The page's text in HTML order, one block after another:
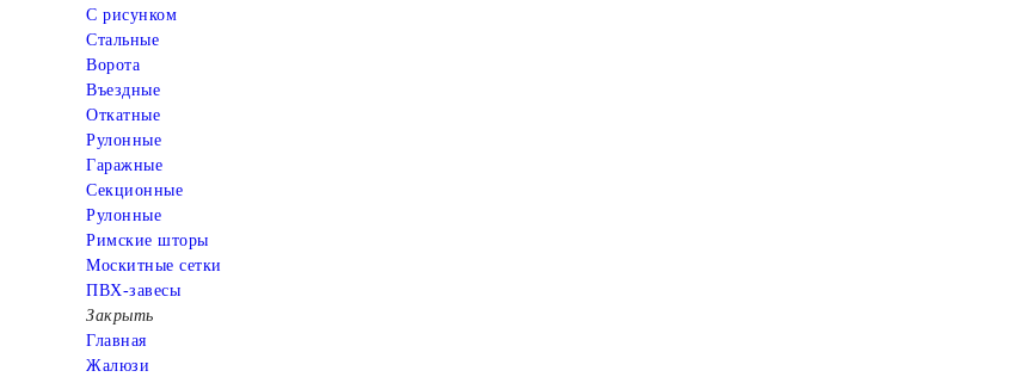
С рисунком
Стальные
Ворота
Въездные
Откатные
Рулонные
Гаражные
Cекционные
Рулонные
Римские шторы
Москитные сетки
ПВХ-завесы
Закрыть
Главная
Жалюзи